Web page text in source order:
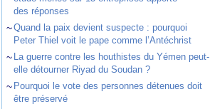
des réponses
~Quand la paix devient suspecte : pourquoi
Peter Thiel voit le pape comme l’Antéchrist
~ La guerre contre les houthistes du Yémen peut-
elle détourner Riyad du Soudan ?
~ Pourquoi le vote des personnes détenues doit
être préservé